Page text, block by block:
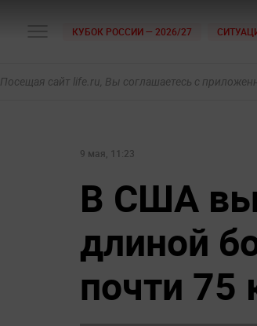
КУБОК РОССИИ — 2026/27
Посещая сайт life.ru, Вы соглашаетесь с
9 мая, 11:23
В США
длиной
почти 75